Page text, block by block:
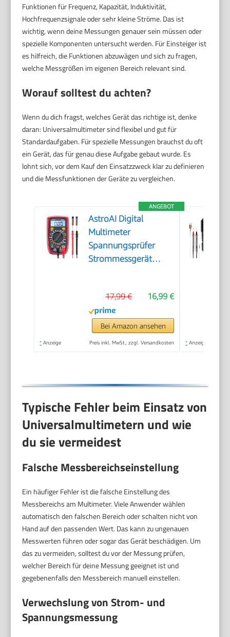
Funktionen für Frequenz, Kapazität, Induktivität,
Hochfrequenzsignale oder sehr kleine Ströme. Das ist
wichtig, wenn deine Messungen genauer sein müssen oder
spezielle Komponenten untersucht werden. Für Einsteiger ist
es hilfreich, die Funktionen abzuwägen und sich zu fragen,
welche Messgrößen im eigenen Bereich relevant sind.
Worauf solltest du achten?
Wenn du dich fragst, welches Gerät das richtige ist, denke
daran: Universalmultimeter sind flexibel und gut für
Standardaufgaben. Für spezielle Messungen brauchst du oft
ein Gerät, das für genau diese Aufgabe gebaut wurde. Es
lohnt sich, vor dem Kauf den Einsatzzweck klar zu definieren
und die Messfunktionen der Geräte zu vergleichen.
ANGEBOT
AstroAI Digital
Multimeter
Spannungsprüfer
Strommessgerät
16,99 €
17,99 €
Bei Amazon ansehen
* Anzeige Preis inkl. MwSt., zzgl. Versandkosten * Anzeige
Typische Fehler beim Einsatz von
Universalmultimetern und wie
du sie vermeidest
Falsche Messbereichseinstellung
Ein häufiger Fehler ist die falsche Einstellung des
Messbereichs am Multimeter. Viele Anwender wählen
automatisch den falschen Bereich oder schalten nicht von
Hand auf den passenden Wert. Das kann zu ungenauen
Messwerten führen oder sogar das Gerät beschädigen. Um
das zu vermeiden, solltest du vor der Messung prüfen,
welcher Bereich für deine Messung geeignet ist und
gegebenenfalls den Messbereich manuell einstellen.
Verwechslung von Strom- und
Spannungsmessung